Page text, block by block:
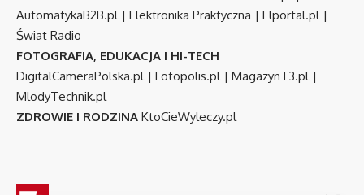
AutomatykaB2B.pl| Elektronika Praktyczna | Elportal.pl|
Świat Radio
FOTOGRAFIA, EDUKACJA I HI-TECH
DigitalCameraPolska.pl| Fotopolis.pl| MagazynT3.pl|
MlodyTechnik.pl
ZDROWIE I RODZINA KtoCieWyleczy.pl